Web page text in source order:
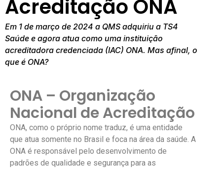
Acreditação ONA
Em 1 de março de 2024 a QMS adquiriu a TS4
Saúde e agora atua como uma instituição
acreditadora credenciada (IAC) ONA. Mas afinal, o
que é ONA?
ONA – Organização
Nacional de Acreditação
ONA, como o próprio nome traduz, é uma entidade
que atua somente no Brasil e foca na área da saúde. A
ONA é responsável pelo desenvolvimento de
padrões de qualidade e segurança para as